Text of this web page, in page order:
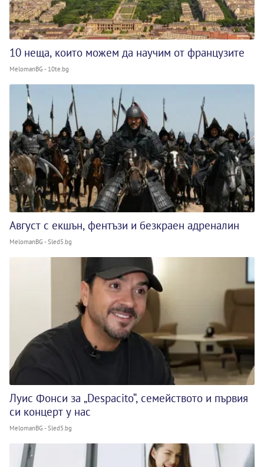
10 неща, които можем да научим от французите
MelomanBG - 10te.bg
Август с екшън, фентъзи и безкраен адреналин
MelomanBG - Sled5.bg
Луис Фонси за „Despacito“, семейството и първия
си концерт у нас
MelomanBG - Sled5.bg